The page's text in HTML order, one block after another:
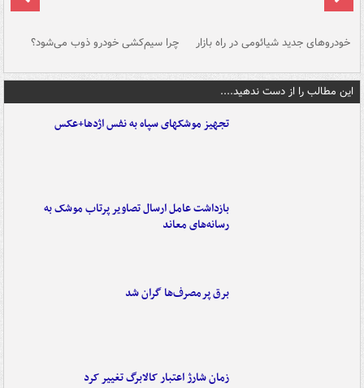
خودروهای جدید شیائومی در راه بازار چرا سیم‌کشی خودرو ذوب می‌شود؟
این مطالب را از دست ندهید....
تجهیز موشکهای سپاه به نفس اژدها+عکس
بازداشت عامل ارسال تصاویر پرتاب موشک به
رسانه‌های معاند
برق پرمصرف‌ها گران شد
زمان شارژ اعتبار کالابرگ تغییر کرد